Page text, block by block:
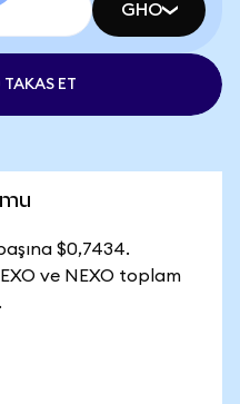
GHO
ET
$0,7434.
ve NEXO toplam